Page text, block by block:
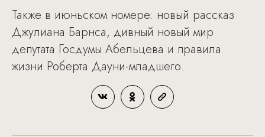
Также в июньском номере: новый рассказ
Джулиана Барнса, дивный новый мир
депутата Госдумы Абельцева и правила
жизни Роберта Дауни-младшего.